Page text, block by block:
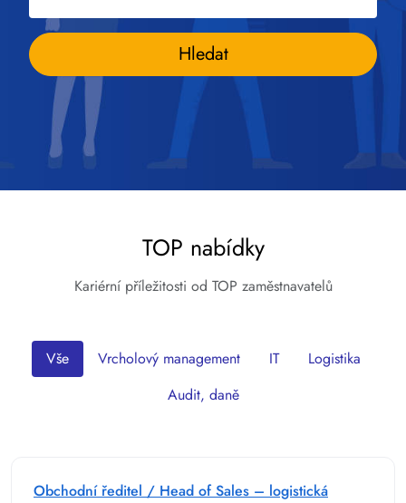
Hledat
TOP nabídky
Kariérní příležitosti od TOP zaměstnavatelů
Vše Vrcholový management IT
Logistika
Audit, daně
Obchodní ředitel / Head of Sales – logistická